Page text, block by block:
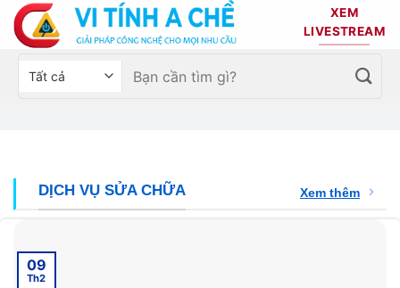
Bỏ
qua
nội
dung
XEM
LIVESTREAM
Chọn
Tìm
kiếm:
DỊCH VỤ SỬA CHỮA Xem thêm
09
Th2